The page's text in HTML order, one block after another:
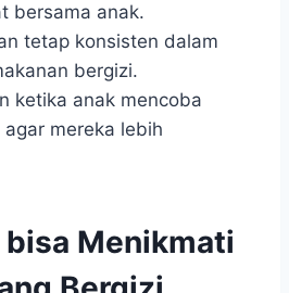
bersama anak.
tetap konsisten dalam
bergizi.
ketika anak mencoba
mereka lebih
Menikmati